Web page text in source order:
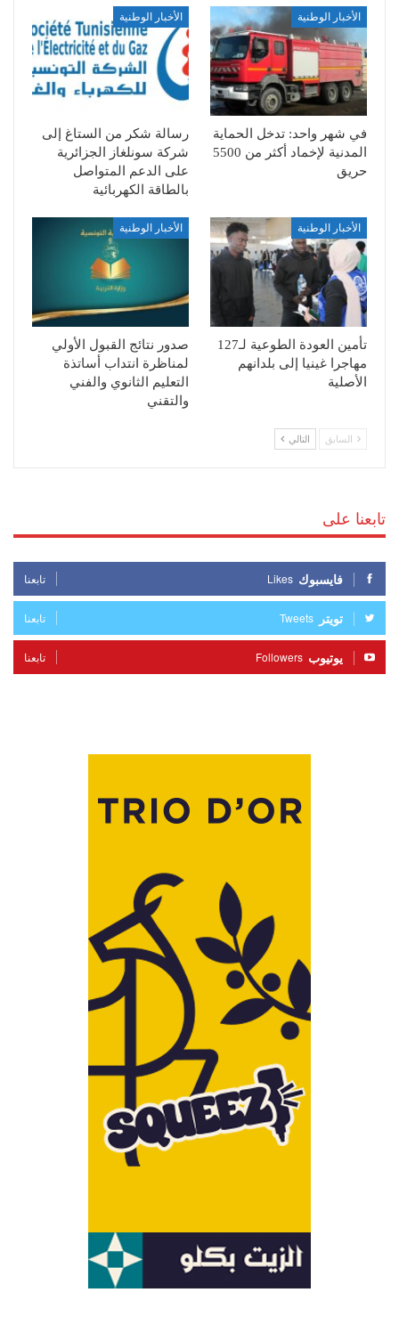
الأخبار الوطنية
في شهر واحد: تدخل الحماية
المدنية لإخماد أكثر من 5500
حريق
الأخبار الوطنية
رسالة شكر من الستاغ إلى
شركة سونلغاز الجزائرية
على الدعم المتواصل
بالطاقة الكهربائية
الأخبار الوطنية
تأمين العودة الطوعية لـ127
مهاجرا غينيا إلى بلدانهم
الأصلية
الأخبار الوطنية
صدور نتائج القبول الأولي
لمناظرة انتداب أساتذة
التعليم الثانوي والفني
والتقني
السابق التالي
تابعنا على
فايسبوك Likes تابعنا
تويتر Tweets تابعنا
يوتيوب Followers تابعنا